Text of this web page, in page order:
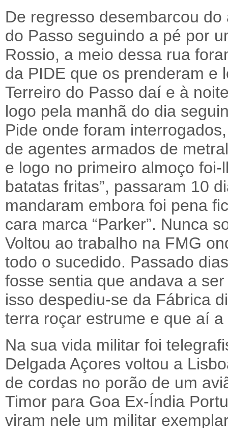
De regresso desembarcou
do Passo seguindo a pé por
Rossio, a meio dessa rua
da PIDE que os prenderam e
Terreiro do Passo daí e à
logo pela manhã do dia
Pide onde foram
de agentes armados de
e logo no primeiro almoço
batatas fritas”, passaram 10
mandaram embora foi pena
cara marca “Parker”. Nunca
Voltou ao trabalho na FMG
todo o sucedido. Passado
fosse sentia que andava a
isso despediu-se da Fábrica
terra roçar estrume e que aí
Na sua vida militar foi
Delgada Açores voltou a
de cordas no porão de um
Timor para Goa Ex-Índia
viram nele um militar